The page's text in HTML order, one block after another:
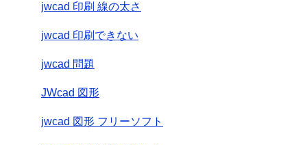
jwcad 印刷 線の太さ
jwcad 印刷できない
jwcad 問題
JWcad 図形
jwcad 図形 フリーソフト